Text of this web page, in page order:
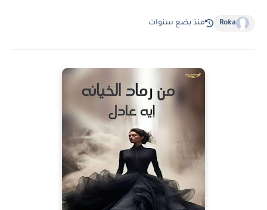
Roka منذ بضع سنوات